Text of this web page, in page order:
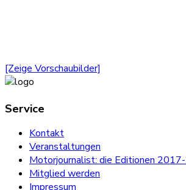
[Zeige Vorschaubilder]
Service
Kontakt
Veranstaltungen
Motorjournalist: die Editionen
Mitglied werden
Impressum